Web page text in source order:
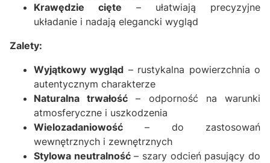
Krawędzie cięte – ułatwiają precyzyjne
układanie i nadają elegancki wygląd
Zalety:
Wyjątkowy wygląd – rustykalna powierzchnia o
autentycznym charakterze
Naturalna trwałość – odporność na warunki
atmosferyczne i uszkodzenia
Wielozadaniowość – do zastosowań
wewnętrznych i zewnętrznych
Stylowa neutralność– szary odcień pasujący do